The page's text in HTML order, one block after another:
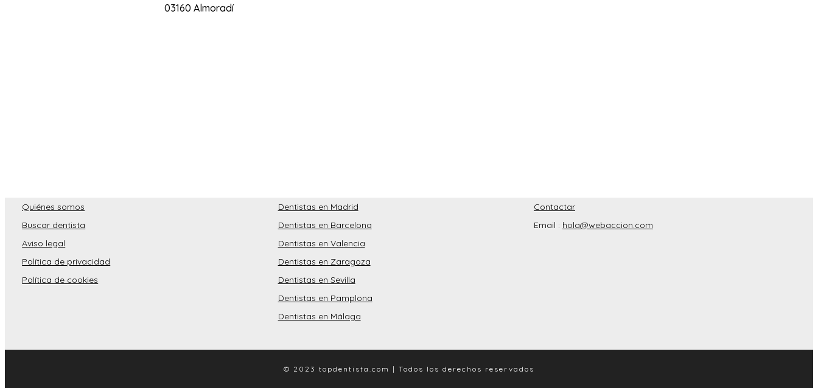
03160 Almoradí
Quiénes somos
Buscar dentista
Aviso legal
Política de privacidad
Política de cookies
Dentistas en Madrid
Dentistas en Barcelona
Dentistas en Valencia
Dentistas en Zaragoza
Dentistas en Sevilla
Dentistas en Pamplona
Dentistas en Málaga
Contactar
Email : hola@webaccion.com
© 2023 topdentista.com | Todos los derechos reservados